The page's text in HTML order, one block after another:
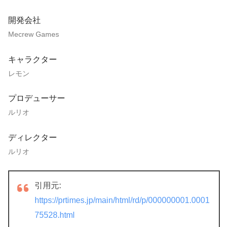
開発会社
Mecrew Games
キャラクター
レモン
プロデューサー
ルリオ
ディレクター
ルリオ
引用元:
https://prtimes.jp/main/html/rd/p/000000001.0001
75528.html